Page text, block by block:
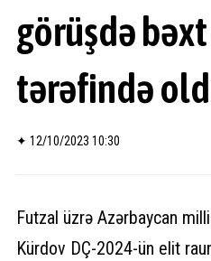
görüşdə
tərəfində
✦ 12/10/2023 10:30
Futzal üzrə Azərbaycan
Kürdov DÇ-2024-ün elit